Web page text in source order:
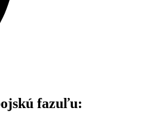
fazuľu: